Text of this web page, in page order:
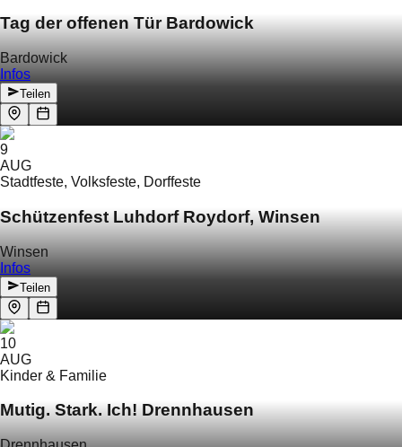
Tag der offenen Tür Bardowick
Bardowick
Infos
Teilen
9
AUG
Stadtfeste, Volksfeste, Dorffeste
Schützenfest Luhdorf Roydorf, Winsen
Winsen
Infos
Teilen
10
AUG
Kinder & Familie
Mutig. Stark. Ich! Drennhausen